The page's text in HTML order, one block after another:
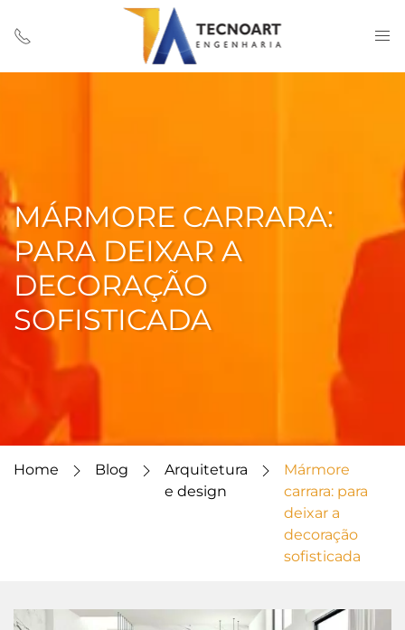
MÁRMORE CARRARA:
PARA DEIXAR A
DECORAÇÃO
SOFISTICADA
Home Blog
Arquitetura
e design
Mármore
carrara: para
deixar a
decoração
sofisticada